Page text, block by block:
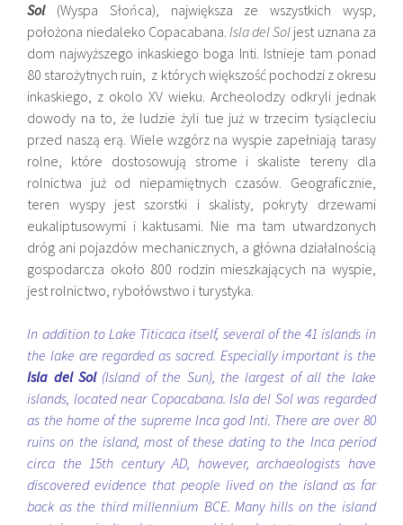
Sol(Wyspa Słońca), największa ze wszystkich wysp,
położona niedaleko Copacabana. Isla del Sol jest uznana za
dom najwyższego inkaskiego boga Inti. Istnieje tam ponad
80 starożytnych ruin, z których większość pochodzi z okresu
inkaskiego, z okolo XV wieku. Archeolodzy odkryli jednak
dowody na to, że ludzie żyli tue już w trzecim tysiącleciu
przed naszą erą. Wiele wzgórz na wyspie zapełniają tarasy
rolne, które dostosowują strome i skaliste tereny dla
rolnictwa już od niepamiętnych czasów. Geograficznie,
teren wyspy jest szorstki i skalisty, pokryty drzewami
eukaliptusowymi i kaktusami. Nie ma tam utwardzonych
dróg ani pojazdów mechanicznych, a główna działalnością
gospodarcza około 800 rodzin mieszkających na wyspie,
jest rolnictwo, rybołówstwo i turystyka.
In addition to Lake Titicaca itself, several of the 41 islands in
the lake are regarded as sacred. Especially important is the
Isla del Sol(Island of the Sun), the largest of all the lake
islands, located near Copacabana. Isla del Sol was regarded
as the home of the supreme Inca god Inti. There are over 80
ruins on the island, most of these dating to the Inca period
circa the 15th century AD, however, archaeologists have
discovered evidence that people lived on the island as far
back as the third millennium BCE. Many hills on the island